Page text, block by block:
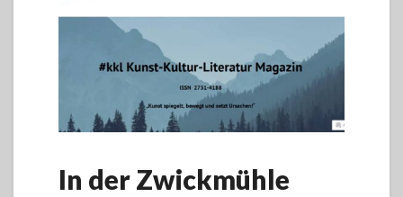
In der Zwickmühle